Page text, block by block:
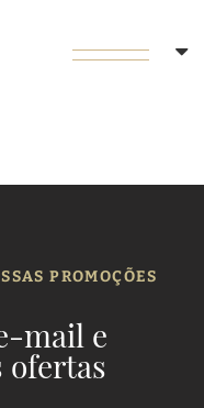
PROMOÇÕES
mail e
ofertas